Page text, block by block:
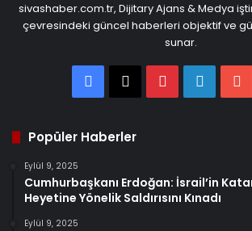
sivashaber.com.tr, Dijitary Ajans & Medya
çevresindeki güncel haberleri objektif ve
sunar.
Facebook
X PinterestLinkedIn
Popüler Haberler
Eylül 9, 2025
Cumhurbaşkanı Erdoğan: İsrail’in
Heyetine Yönelik Saldırısını Kınadı
Eylül 9, 2025